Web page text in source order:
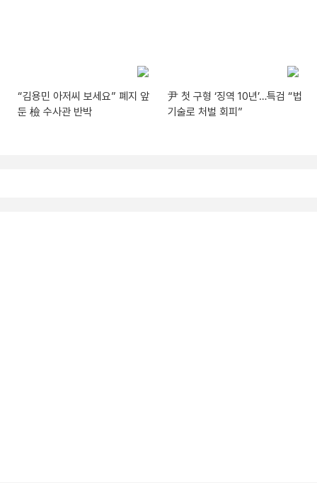
“김용민 아저씨 보세요” 폐지 앞
둔 檢 수사관 반박
尹 첫 구형 ‘징역 10년’…특검 “법
기술로 처벌 회피”